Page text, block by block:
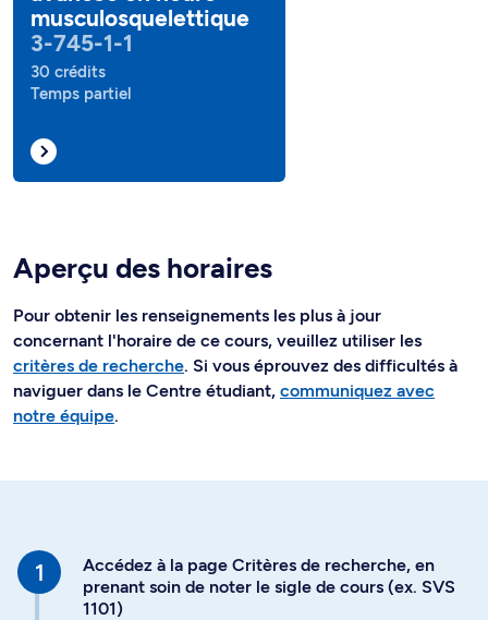
musculosquelettique
3-745-1-1
30 crédits
Temps partiel
Aperçu des horaires
Pour obtenir les renseignements les plus à jour
concernant l'horaire de ce cours, veuillez utiliser les
critères de recherche. Si vous éprouvez des difficultés à
naviguer dans le Centre étudiant, communiquez avec
notre équipe.
Accédez à la page Critères de recherche, en
prenant soin de noter le sigle de cours (ex. SVS
1101)